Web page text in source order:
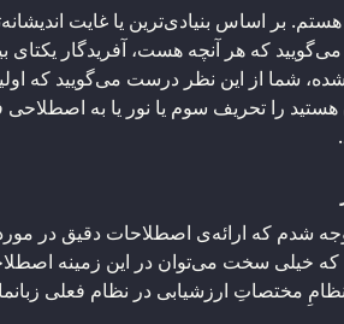
بر اساس بنیادی‌ترین یا غایت
که هر آنچه هست، آفریدگار یکتای
شما از این نظر درست می‌گویید که
را تحریف سوم یا نور یا به اصطلاحی
شدم که ارائه‌ی اصطلاحات دقیق در
که خیلی سخت می‌توان در این زمینه
مختصاتِ ارزشیابی در نظام فعلی